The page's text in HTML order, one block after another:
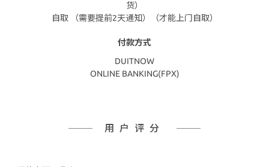
货）
自取 （需要提前2天通知）（才能上门自取）
付款方式
DUITNOW
ONLINE BANKING(FPX)
用户评分